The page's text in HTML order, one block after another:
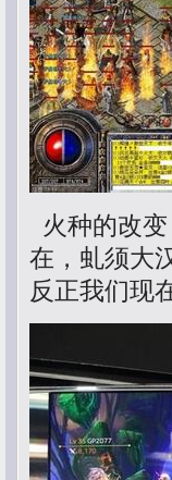
火种的改
在，虬须大
反正我们现